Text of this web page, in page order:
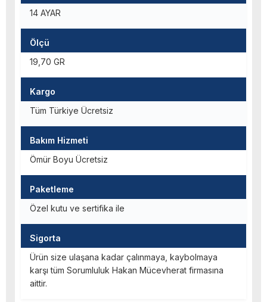
14 AYAR
Ölçü
19,70 GR
Kargo
Tüm Türkiye Ücretsiz
Bakım Hizmeti
Ömür Boyu Ücretsiz
Paketleme
Özel kutu ve sertifika ile
Sigorta
Ürün size ulaşana kadar çalınmaya, kaybolmaya
karşı tüm Sorumluluk Hakan Mücevherat firmasına
aittir.